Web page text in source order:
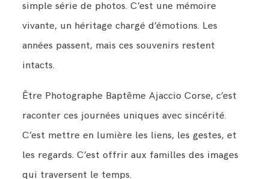
simple série de photos. C’est une mémoire
vivante, un héritage chargé d’émotions. Les
années passent, mais ces souvenirs restent
intacts.
Être Photographe Baptême Ajaccio Corse, c’est
raconter ces journées uniques avec sincérité.
C’est mettre en lumière les liens, les gestes, et
les regards. C’est offrir aux familles des images
qui traversent le temps.